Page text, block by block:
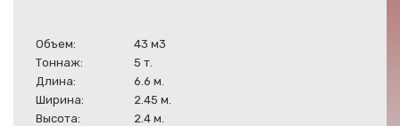
Объем:
43 м3
Тоннаж:
5 т.
Длина:
6.6 м.
Ширина:
2.45 м.
Высота:
2.4 м.